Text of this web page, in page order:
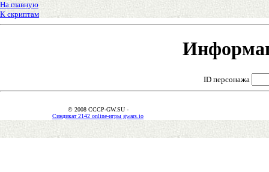
На главную
К скриптам
ID персонажа
© 2008 CCCP-GW.SU -
Синдикат 2142 online-игры gwars.io